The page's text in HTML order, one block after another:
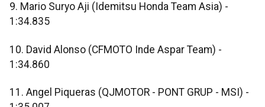
9. Mario Suryo Aji (Idemitsu Honda Team Asia) -
1:34.835
10. David Alonso (CFMOTO Inde Aspar Team) -
1:34.860
11. Angel Piqueras (QJMOTOR - PONT GRUP - MSI) -